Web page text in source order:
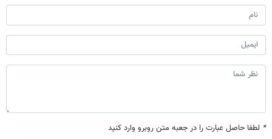
* لطفا حاصل عبارت را در جعبه متن روبرو وارد کنید